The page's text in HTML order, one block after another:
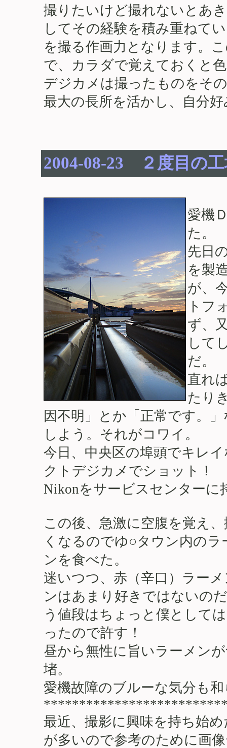
撮りたいけど撮れないとあ
してその経験を積み重ねて
を撮る作画力となります。
で、カラダで覚えておくと
デジカメは撮ったものをそ
最大の長所を活かし、自分
2004-08-23 ２度目の
愛機
た。
先日
を製
が、
トフ
ず、
して
だ。
直れ
たり
因不明」とか「正常です。
しよう。それがコワイ。
今日、中央区の埠頭でキレ
クトデジカメでショット！
Nikonをサービスセンターに
この後、急激に空腹を覚え
くなるのでゆ○タウン内の
ンを食べた。
迷いつつ、赤（辛口）ラー
ンはあまり好きではないの
う値段はちょっと僕として
ったので許す！
昼から無性に旨いラーメン
堵。
愛機故障のブルーな気分も
最近、撮影に興味を持ち始
が多いので参考のために画